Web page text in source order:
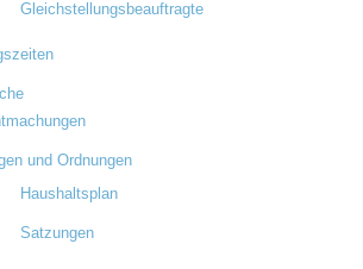
Gleichstellungsbeauftragte
und Ordnungen
Haushaltsplan
Satzungen